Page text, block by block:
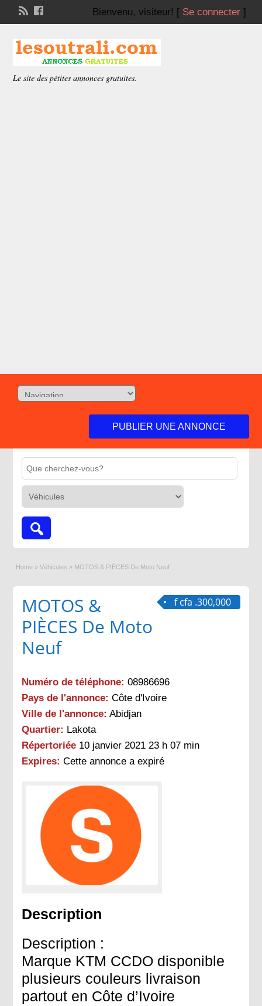
Bienvenu, visiteur! [ Se connecter]
Le site des pétites annonces gratuites.
PUBLIER UNE ANNONCE
Home » Véhicules » MOTOS & PIÈCES De Moto Neuf
f cfa .300,000
MOTOS &
PIÈCES De Moto
Neuf
Numéro de téléphone: 08986696
Pays de l'annonce: Côte d'Ivoire
Ville de l'annonce: Abidjan
Quartier: Lakota
Répertoriée 10 janvier 2021 23 h 07 min
Expires: Cette annonce a expiré
Description
Description :
Marque KTM CCDO disponible
plusieurs couleurs livraison
partout en Côte d’Ivoire